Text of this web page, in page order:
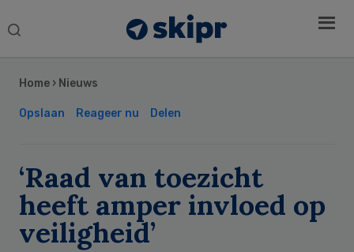
Search
Home › Nieuws
Opslaan Reageer nu Delen
‘Raad van toezicht
heeft amper invloed op
veiligheid’
Sidebar